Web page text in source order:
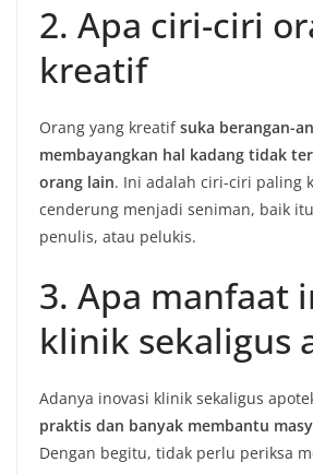
2. Apa ciri-ciri
kreatif
Orang yang kreatifsuka berangan-
membayangkan hal kadang tidak
orang lain. Ini adalah ciri-ciri paling
cenderung menjadi seniman, baik
penulis, atau pelukis.
3. Apa manfaat
klinik sekaligus
Adanya inovasi klinik sekaligus
praktis dan banyak membantu
Dengan begitu, tidak perlu periksa